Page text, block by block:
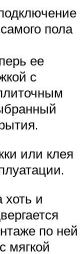
пола
ее
с
или клея
и
по ней
мягкой